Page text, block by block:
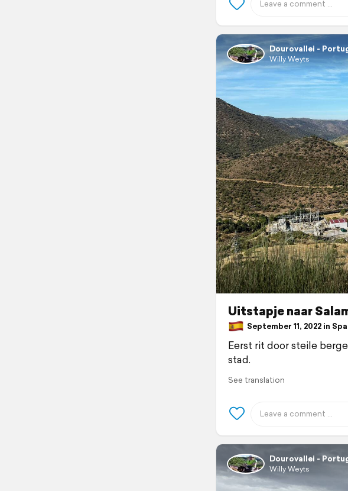
Dourovallei -
Willy Weyts
Uitstapje naar
September 11, 2022 in
Eerst rit door steile
stad.
See translation
Dourovallei -
Willy Weyts